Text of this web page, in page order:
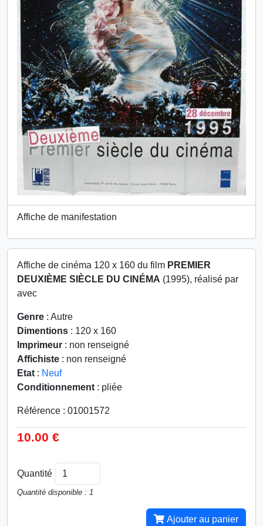
Affiche de manifestation
Affiche de cinéma 120 x 160 du film PREMIER
DEUXIÈME SIÈCLE DU CINÉMA (1995), réalisé par
avec
Genre : Autre
Dimentions : 120 x 160
Imprimeur : non renseigné
Affichiste : non renseigné
Etat : Neuf
Conditionnement : pliée
Référence : 01001572
10.00 €
Quantité
Quantité disponible : 1
Ajouter au panier